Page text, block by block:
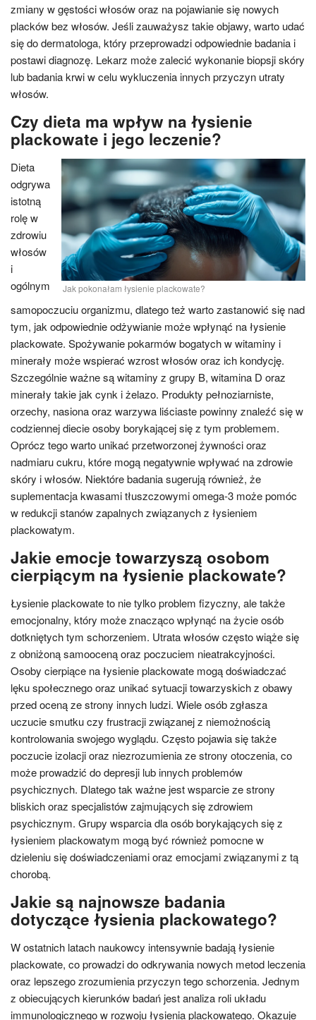
zmiany w gęstości włosów oraz na pojawianie się nowych
placków bez włosów. Jeśli zauważysz takie objawy, warto udać
się do dermatologa, który przeprowadzi odpowiednie badania i
postawi diagnozę. Lekarz może zalecić wykonanie biopsji skóry
lub badania krwi w celu wykluczenia innych przyczyn utraty
włosów.
Czy dieta ma wpływ na łysienie
plackowate i jego leczenie?
Jak pokonałam łysienie plackowate?
Dieta
odgrywa
istotną
rolę w
zdrowiu
włosów
i
ogólnym
samopoczuciu organizmu, dlatego też warto zastanowić się nad
tym, jak odpowiednie odżywianie może wpłynąć na łysienie
plackowate. Spożywanie pokarmów bogatych w witaminy i
minerały może wspierać wzrost włosów oraz ich kondycję.
Szczególnie ważne są witaminy z grupy B, witamina D oraz
minerały takie jak cynk i żelazo. Produkty pełnoziarniste,
orzechy, nasiona oraz warzywa liściaste powinny znaleźć się w
codziennej diecie osoby borykającej się z tym problemem.
Oprócz tego warto unikać przetworzonej żywności oraz
nadmiaru cukru, które mogą negatywnie wpływać na zdrowie
skóry i włosów. Niektóre badania sugerują również, że
suplementacja kwasami tłuszczowymi omega-3 może pomóc
w redukcji stanów zapalnych związanych z łysieniem
plackowatym.
Jakie emocje towarzyszą osobom
cierpiącym na łysienie plackowate?
Łysienie plackowate to nie tylko problem fizyczny, ale także
emocjonalny, który może znacząco wpłynąć na życie osób
dotkniętych tym schorzeniem. Utrata włosów często wiąże się
z obniżoną samooceną oraz poczuciem nieatrakcyjności.
Osoby cierpiące na łysienie plackowate mogą doświadczać
lęku społecznego oraz unikać sytuacji towarzyskich z obawy
przed oceną ze strony innych ludzi. Wiele osób zgłasza
uczucie smutku czy frustracji związanej z niemożnością
kontrolowania swojego wyglądu. Często pojawia się także
poczucie izolacji oraz niezrozumienia ze strony otoczenia, co
może prowadzić do depresji lub innych problemów
psychicznych. Dlatego tak ważne jest wsparcie ze strony
bliskich oraz specjalistów zajmujących się zdrowiem
psychicznym. Grupy wsparcia dla osób borykających się z
łysieniem plackowatym mogą być również pomocne w
dzieleniu się doświadczeniami oraz emocjami związanymi z tą
chorobą.
Jakie są najnowsze badania
dotyczące łysienia plackowatego?
W ostatnich latach naukowcy intensywnie badają łysienie
plackowate, co prowadzi do odkrywania nowych metod leczenia
oraz lepszego zrozumienia przyczyn tego schorzenia. Jednym
z obiecujących kierunków badań jest analiza roli układu
immunologicznego w rozwoju łysienia plackowatego. Okazuje